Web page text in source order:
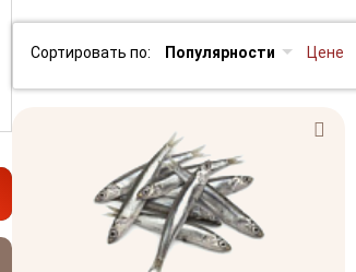
Сортировать по: Популярности Цене